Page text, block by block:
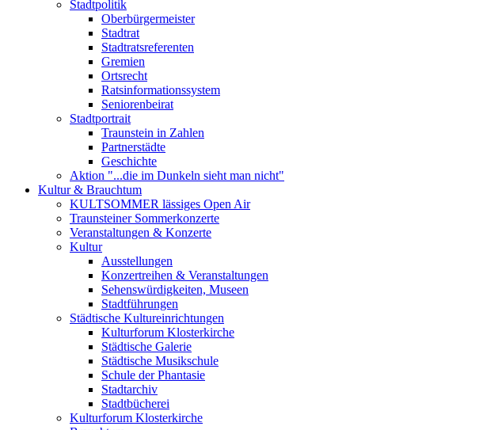
Stadtpolitik
Oberbürgermeister
Stadtrat
Stadtratsreferenten
Gremien
Ortsrecht
Ratsinformationssystem
Seniorenbeirat
Stadtportrait
Traunstein in Zahlen
Partnerstädte
Geschichte
Aktion "...die im Dunkeln sieht man nicht"
Kultur & Brauchtum
KULTSOMMER lässiges Open Air
Traunsteiner Sommerkonzerte
Veranstaltungen & Konzerte
Kultur
Ausstellungen
Konzertreihen & Veranstaltungen
Sehenswürdigkeiten, Museen
Stadtführungen
Städtische Kultureinrichtungen
Kulturforum Klosterkirche
Städtische Galerie
Städtische Musikschule
Schule der Phantasie
Stadtarchiv
Stadtbücherei
Kulturforum Klosterkirche